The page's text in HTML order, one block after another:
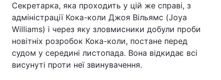
Секретарка, яка проходить у цій же справі, з
адміністрації Кока-коли Джоя Вільямс (Joya
Williams) і через яку зловмисники добули проби
новітніх розробок Кока-коли, постане перед
судом у середині листопада. Вона відкидає всі
висунуті проти неї звинувачення.